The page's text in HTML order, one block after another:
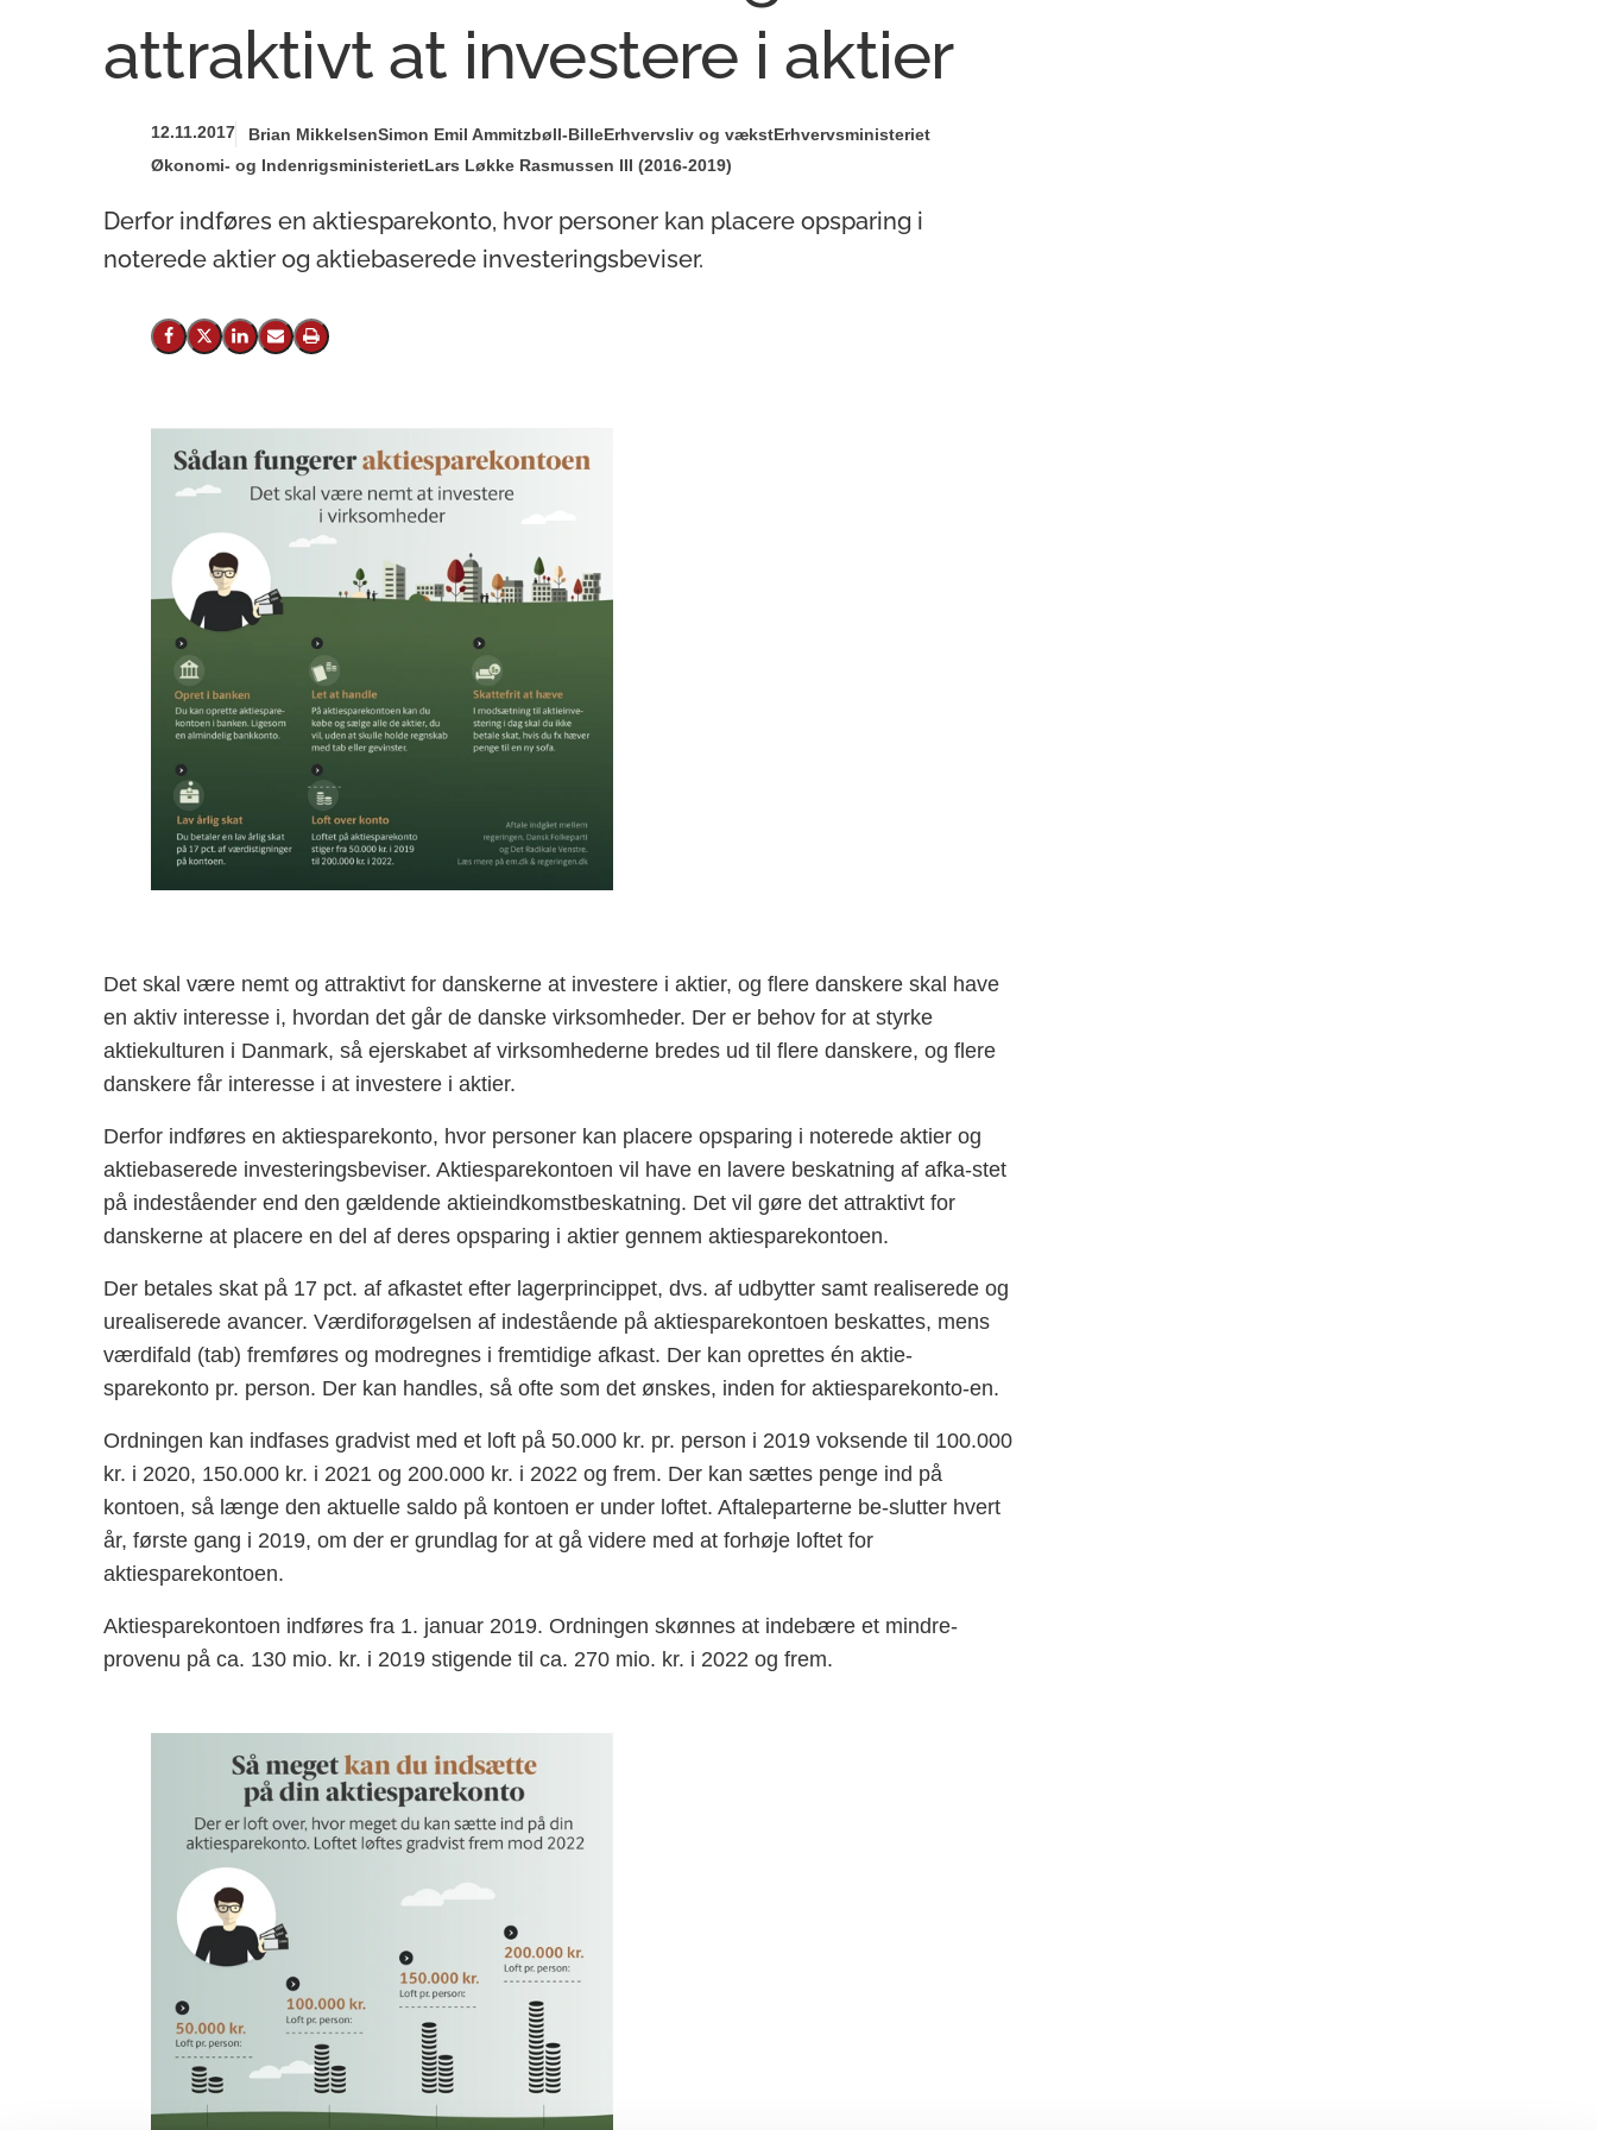
attraktivt at investere i aktier
12.11.2017 Brian MikkelsenSimon Emil Ammitzbøll-BilleErhvervsliv og vækstErhvervsministeriet
Økonomi- og IndenrigsministerietLars Løkke Rasmussen III (2016-2019)
Derfor indføres en aktiesparekonto, hvor personer kan placere opsparing i
noterede aktier og aktiebaserede investeringsbeviser.
Del på Facebook
Del på X (Twitter)
Del på LinkedIn
Send email
Print
Det skal være nemt og attraktivt for danskerne at investere i aktier, og flere danskere skal have
en aktiv interesse i, hvordan det går de danske virksomheder. Der er behov for at styrke
aktiekulturen i Danmark, så ejerskabet af virksomhederne bredes ud til flere danskere, og flere
danskere får interesse i at investere i aktier.
Derfor indføres en aktiesparekonto, hvor personer kan placere opsparing i noterede aktier og
aktiebaserede investeringsbeviser. Aktiesparekontoen vil have en lavere beskatning af afka-stet
på indeståender end den gældende aktieindkomstbeskatning. Det vil gøre det attraktivt for
danskerne at placere en del af deres opsparing i aktier gennem aktiesparekontoen.
Der betales skat på 17 pct. af afkastet efter lagerprincippet, dvs. af udbytter samt realiserede og
urealiserede avancer. Værdiforøgelsen af indestående på aktiesparekontoen beskattes, mens
værdifald (tab) fremføres og modregnes i fremtidige afkast. Der kan oprettes én aktie-
sparekonto pr. person. Der kan handles, så ofte som det ønskes, inden for aktiesparekonto-en.
Ordningen kan indfases gradvist med et loft på 50.000 kr. pr. person i 2019 voksende til 100.000
kr. i 2020, 150.000 kr. i 2021 og 200.000 kr. i 2022 og frem. Der kan sættes penge ind på
kontoen, så længe den aktuelle saldo på kontoen er under loftet. Aftaleparterne be-slutter hvert
år, første gang i 2019, om der er grundlag for at gå videre med at forhøje loftet for
aktiesparekontoen.
Aktiesparekontoen indføres fra 1. januar 2019. Ordningen skønnes at indebære et mindre-
provenu på ca. 130 mio. kr. i 2019 stigende til ca. 270 mio. kr. i 2022 og frem.